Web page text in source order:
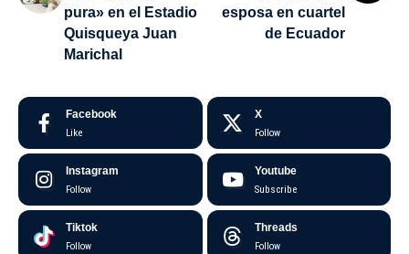
pura» en el Estadio
Quisqueya Juan
Marichal
esposa en cuartel
de Ecuador
Facebook
Like
X
Follow
Instagram
Follow
Youtube
Subscribe
Tiktok
Follow
Threads
Follow